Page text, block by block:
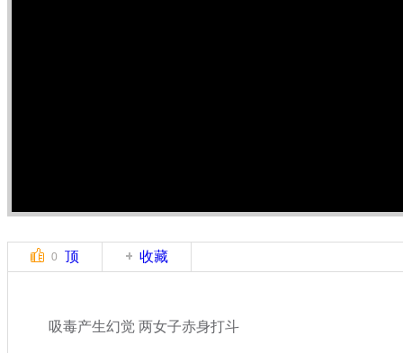
0 顶 收藏
吸毒产生幻觉 两女子赤身打斗